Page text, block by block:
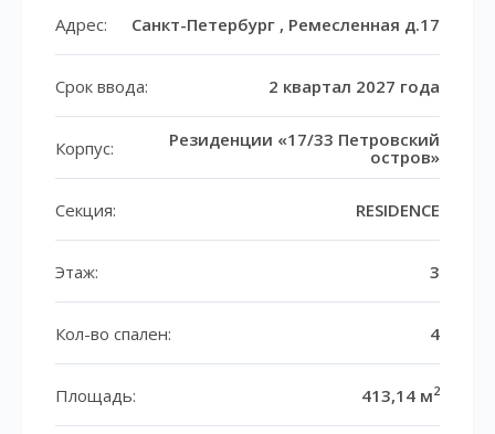
Адрес: Санкт-Петербург , Ремесленная д.17
Срок ввода: 2 квартал 2027 года
Корпус:
Резиденции «17/33 Петровский
остров»
Секция: RESIDENCE
Этаж: 3
Кол-во спален: 4
Площадь: 413,14 м2